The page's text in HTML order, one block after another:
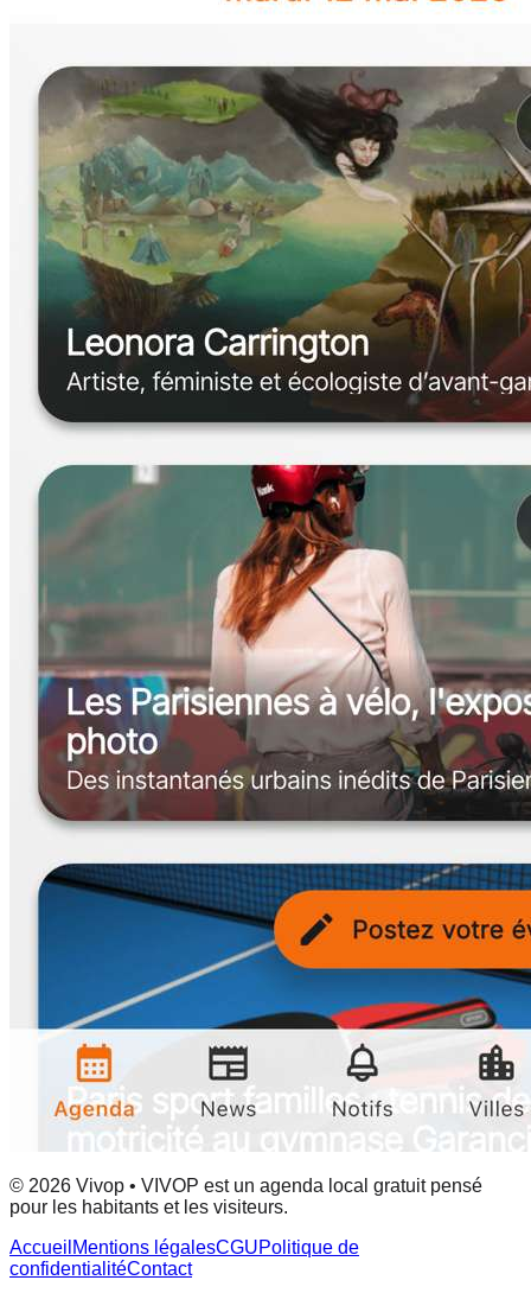
© 2026 Vivop • VIVOP est un agenda local gratuit pensé
pour les habitants et les visiteurs.
Accueil Mentions légalesCGUPolitique de
confidentialitéContact